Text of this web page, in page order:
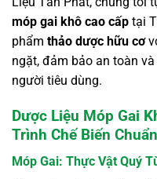
móp gai khô cao cấp tại
phẩm thảo dược hữu cơ
ngặt, đảm bảo an toàn
người tiêu dùng.
Dược Liệu Móp Gai
Trình Chế Biến Chuẩn
Móp Gai: Thực Vật Quý